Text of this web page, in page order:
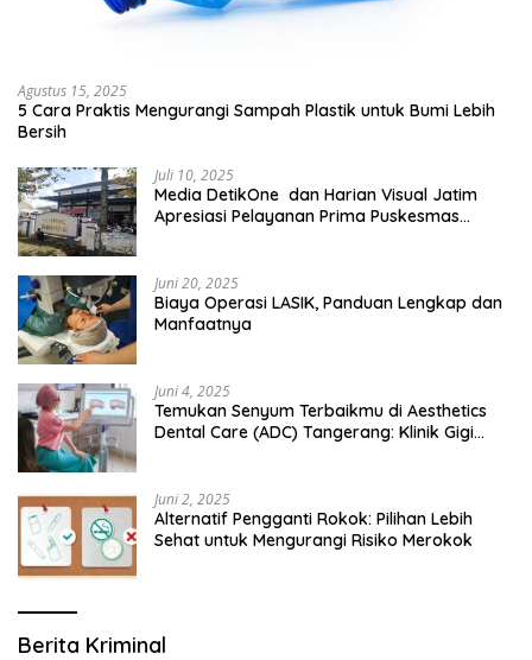
Agustus 15, 2025
5 Cara Praktis Mengurangi Sampah Plastik untuk Bumi Lebih
Bersih
Juli 10, 2025
Media DetikOne dan Harian Visual Jatim
Apresiasi Pelayanan Prima Puskesmas
Juni 20, 2025
Biaya Operasi LASIK, Panduan Lengkap dan
Manfaatnya
Juni 4, 2025
Temukan Senyum Terbaikmu di Aesthetics
Dental Care (ADC) Tangerang: Klinik Gigi
Juni 2, 2025
Alternatif Pengganti Rokok: Pilihan Lebih
Sehat untuk Mengurangi Risiko Merokok
Berita Kriminal